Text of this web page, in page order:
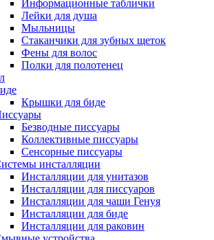
Информационные таблички
Лейки для душа
Мыльницы
Стаканчики для зубных щеток
Фены для волос
Полки для полотенец
Крышки для биде
Безводные писсуары
Коллективные писсуары
Сенсорные писсуары
инсталляции
Инсталляции для унитазов
Инсталляции для писсуаров
Инсталляции для чаши Генуя
Инсталляции для биде
Инсталляции для раковин